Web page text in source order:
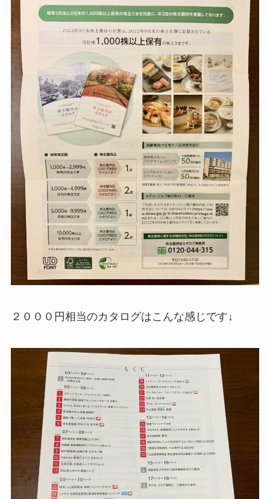
２０００円相当のカタログはこんな感じです↓